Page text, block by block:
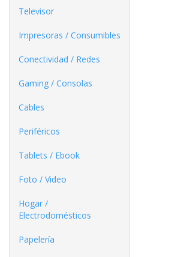
Televisor
Impresoras / Consumibles
Conectividad / Redes
Gaming / Consolas
Cables
Periféricos
Tablets / Ebook
Foto / Video
Hogar /
Electrodomésticos
Papelería